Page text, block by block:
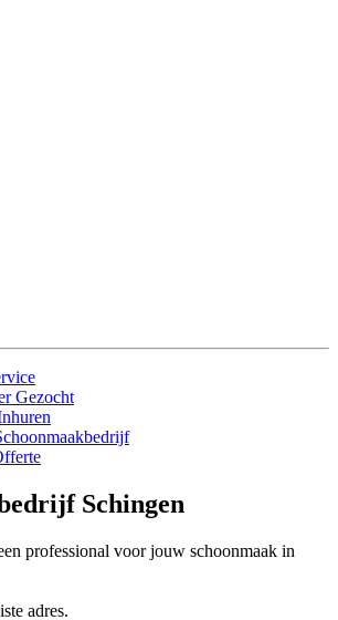
Gezocht
Schingen
professional voor jouw schoonmaak in
adres.